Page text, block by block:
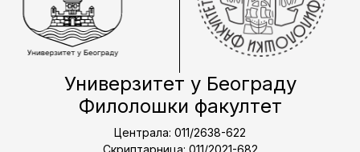
Универзитет у Београду
Филолошки факултет
Централа: 011/2638-622